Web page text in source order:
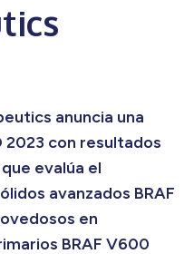
anuncia una
2023 con resultados
evalúa el
avanzados BRAF
en
BRAF V600